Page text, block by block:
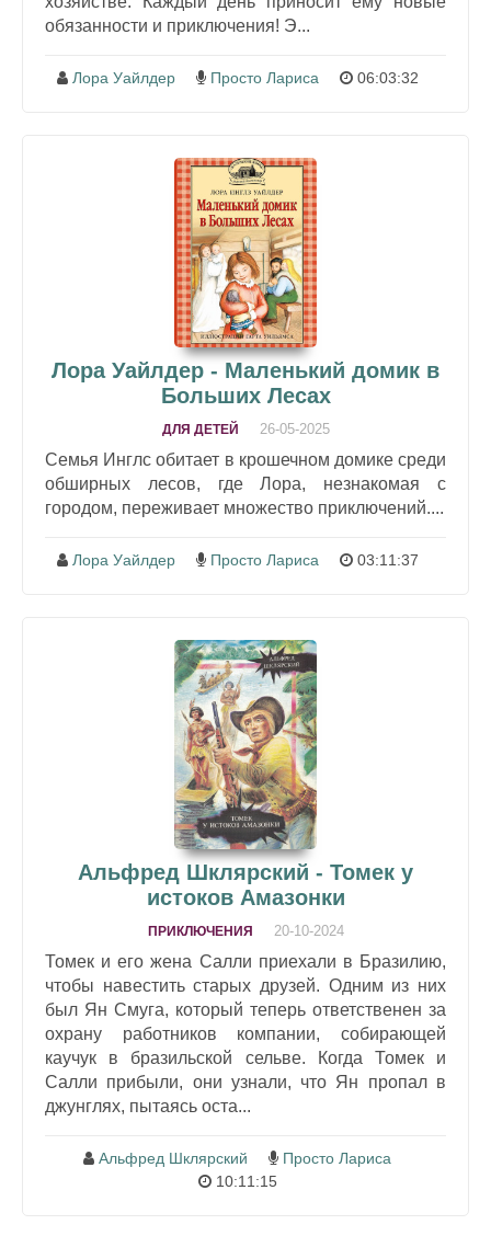
обязанности и приключения! Э...
Лора Уайлдер Просто Лариса 06:03:32
Лора Уайлдер - Маленький домик в
Больших Лесах
ДЛЯ ДЕТЕЙ 26-05-2025
Семья Инглс обитает в крошечном домике среди
обширных лесов, где Лора, незнакомая с
городом, переживает множество приключений....
Лора Уайлдер Просто Лариса 03:11:37
Альфред Шклярский - Томек у
истоков Амазонки
ПРИКЛЮЧЕНИЯ 20-10-2024
Томек и его жена Салли приехали в Бразилию,
чтобы навестить старых друзей. Одним из них
был Ян Смуга, который теперь ответственен за
охрану работников компании, собирающей
каучук в бразильской сельве. Когда Томек и
Салли прибыли, они узнали, что Ян пропал в
джунглях, пытаясь оста...
Альфред Шклярский
Просто Лариса
10:11:15